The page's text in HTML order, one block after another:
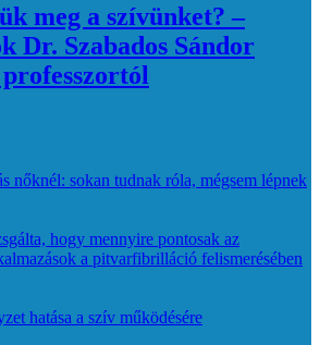
meg a szívünket? –
Dr. Szabados Sándor
professzortól
nőknél: sokan tudnak róla, mégsem lépnek
hogy mennyire pontosak az
a pitvarfibrilláció felismerésében
hatása a szív működésére